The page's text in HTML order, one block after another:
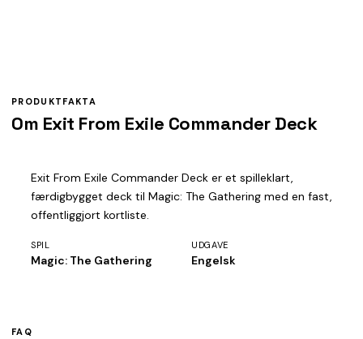
PRODUKTFAKTA
Om Exit From Exile Commander Deck
Exit From Exile Commander Deck er et spilleklart,
færdigbygget deck til Magic: The Gathering med en fast,
offentliggjort kortliste.
SPIL
Magic: The Gathering
UDGAVE
Engelsk
FAQ